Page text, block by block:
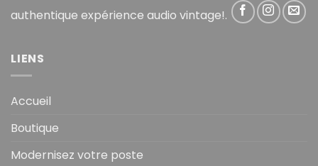
authentique expérience audio vintage!.
LIENS
Accueil
Boutique
Modernisez votre poste